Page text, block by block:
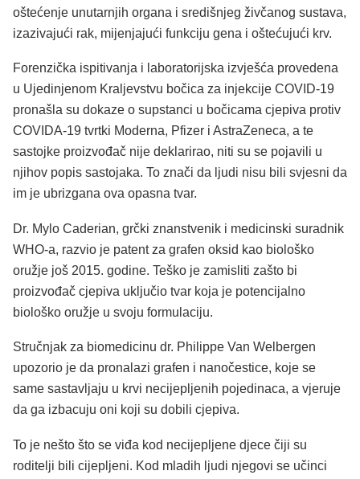
oštećenje unutarnjih organa i središnjeg živčanog sustava,
izazivajući rak, mijenjajući funkciju gena i oštećujući krv.
Forenzička ispitivanja i laboratorijska izvješća provedena
u Ujedinjenom Kraljevstvu bočica za injekcije COVID-19
pronašla su dokaze o supstanci u bočicama cjepiva protiv
COVIDA-19 tvrtki Moderna, Pfizer i AstraZeneca, a te
sastojke proizvođač nije deklarirao, niti su se pojavili u
njihov popis sastojaka. To znači da ljudi nisu bili svjesni da
im je ubrizgana ova opasna tvar.
Dr. Mylo Caderian, grčki znanstvenik i medicinski suradnik
WHO-a, razvio je patent za grafen oksid kao biološko
oružje još 2015. godine. Teško je zamisliti zašto bi
proizvođač cjepiva uključio tvar koja je potencijalno
biološko oružje u svoju formulaciju.
Stručnjak za biomedicinu dr. Philippe Van Welbergen
upozorio je da pronalazi grafen i nanočestice, koje se
same sastavljaju u krvi necijepljenih pojedinaca, a vjeruje
da ga izbacuju oni koji su dobili cjepiva.
To je nešto što se viđa kod necijepljene djece čiji su
roditelji bili cijepljeni. Kod mladih ljudi njegovi se učinci